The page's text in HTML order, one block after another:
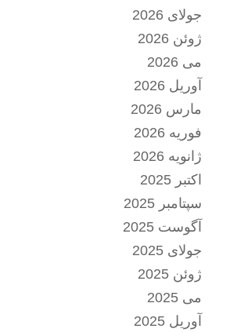
جولای 2026
ژوئن 2026
می 2026
آوریل 2026
مارس 2026
فوریه 2026
ژانویه 2026
اکتبر 2025
سپتامبر 2025
آگوست 2025
جولای 2025
ژوئن 2025
می 2025
آوریل 2025